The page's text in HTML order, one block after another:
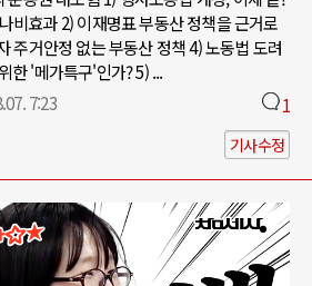
비효과 2) 이재명표 부동산 정책을 근거로
주거안정 없는 부동산 정책 4) 노동법 도려
한 '메가특구'인가? 5) ...
7:23 1
기사수정